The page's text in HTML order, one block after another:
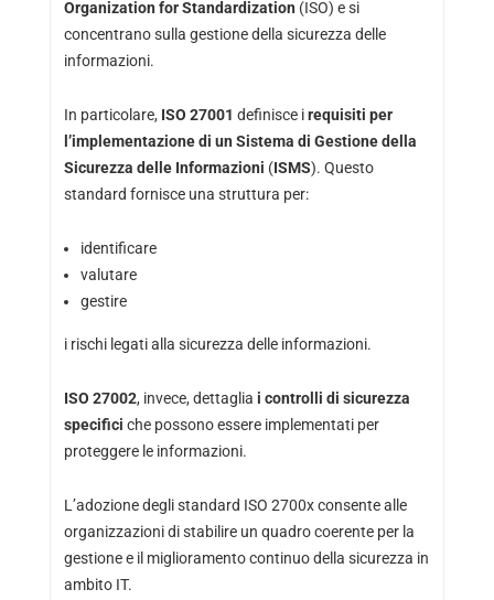
Organization for Standardization (ISO) e si
concentrano sulla gestione della sicurezza delle
informazioni.
In particolare, ISO 27001 definisce irequisiti per
l’implementazione di un Sistema di Gestione della
Sicurezza delle Informazioni (ISMS). Questo
standard fornisce una struttura per:
identificare
valutare
gestire
i rischi legati alla sicurezza delle informazioni.
ISO 27002, invece, dettaglia i controlli di sicurezza
specifici che possono essere implementati per
proteggere le informazioni.
L’adozione degli standard ISO 2700x consente alle
organizzazioni di stabilire un quadro coerente per la
gestione e il miglioramento continuo della sicurezza in
ambito IT.